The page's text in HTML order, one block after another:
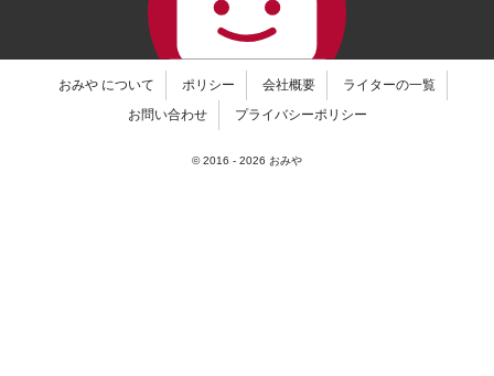
おみや について ポリシー 会社概要
ライターの一覧
お問い合わせ
プライバシーポリシー
© 2016 - 2026 おみや